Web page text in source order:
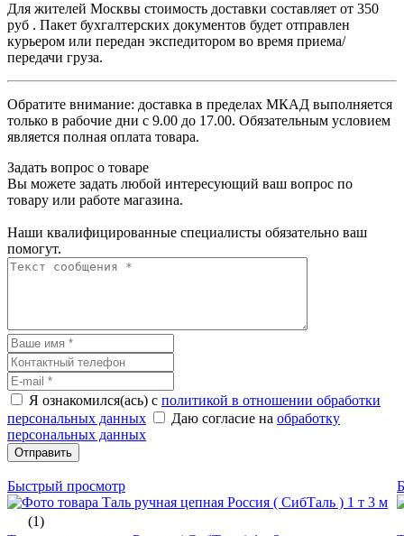
Для жителей Москвы стоимость доставки составляет от 350
руб . Пакет бухгалтерских документов будет отправлен
курьером или передан экспедитором во время приема/
передачи груза.
Обратите внимание: доставка в пределах МКАД выполняется
только в рабочие дни с 9.00 до 17.00. Обязательным условием
является полная оплата товара.
Задать вопрос о товаре
Вы можете задать любой интересующий ваш вопрос по
товару или работе магазина.
Наши квалифицированные специалисты обязательно ваш
помогут.
Я ознакомился(ась) с политикой в отношении обработки
персональных данных
Даю согласие на обработку
персональных данных
Отправить
Быстрый просмотр
(1)